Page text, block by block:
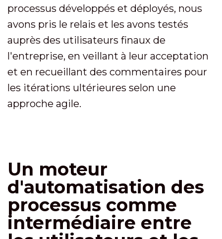
processus développés et déployés, nous
avons pris le relais et les avons testés
auprès des utilisateurs finaux de
l'entreprise, en veillant à leur acceptation
et en recueillant des commentaires pour
les itérations ultérieures selon une
approche agile.
Un moteur
d'automatisation des
processus comme
intermédiaire entre